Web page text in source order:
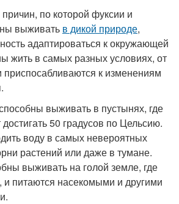
по которой фуксии и
выживать в дикой природе,
адаптироваться к окружающей
жить в самых разных условиях, от
приспосабливаются к изменениям
выживать в пустынях, где
50 градусов по Цельсию.
воду в самых невероятных
растений или даже в тумане.
выживать на голой земле, где
и питаются насекомыми и другими